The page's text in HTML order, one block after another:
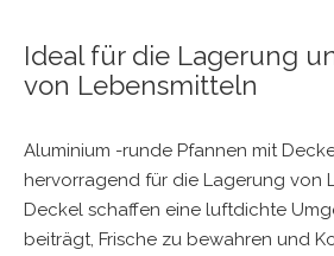
Ideal für die Lagerung
von Lebensmitteln
Aluminium -runde Pfannen mit
hervorragend für die Lagerung von
Deckel schaffen eine luftdichte
beiträgt, Frische zu bewahren und